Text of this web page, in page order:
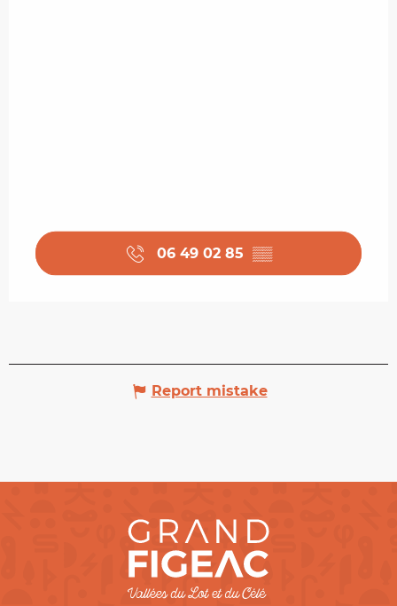
06 49 02 85 ▒▒
Report mistake